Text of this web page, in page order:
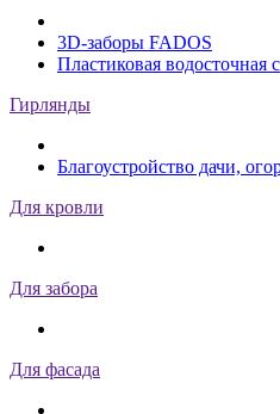
3D-заборы FADOS
Пластиковая
Гирлянды
Благоустройство дачи,
Для кровли
Для забора
Для фасада